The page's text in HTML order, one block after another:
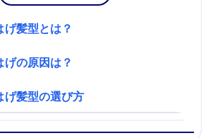
げ髪型とは？
げの原因は？
げ髪型の選び方